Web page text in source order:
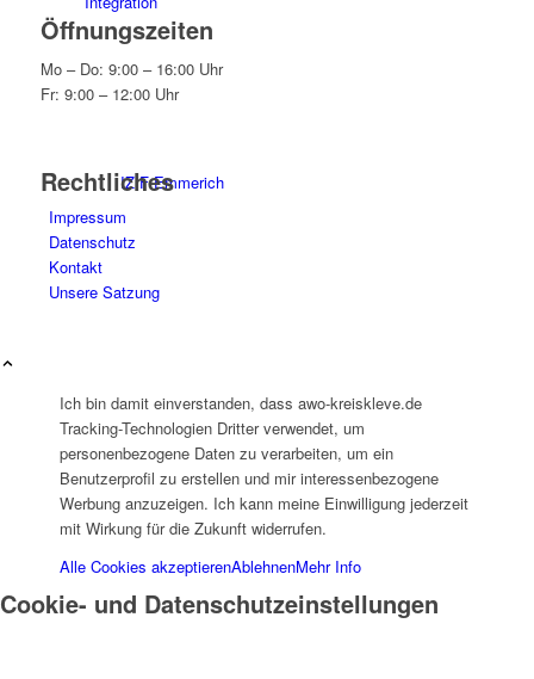
IZIF-Emmerich
Öffnungszeiten
Mo – Do: 9:00 – 16:00 Uhr
Fr: 9:00 – 12:00 Uhr
Rechtliches
Impressum
Datenschutz
Kontakt
Unsere Satzung
Ich bin damit einverstanden, dass awo-kreiskleve.de
Tracking-Technologien Dritter verwendet, um
personenbezogene Daten zu verarbeiten, um ein
Benutzerprofil zu erstellen und mir interessenbezogene
Werbung anzuzeigen. Ich kann meine Einwilligung jederzeit
mit Wirkung für die Zukunft widerrufen.
Alle Cookies akzeptierenAblehnenMehr Info
Cookie- und Datenschutzeinstellungen